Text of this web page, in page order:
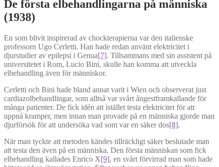
De första elbehandlingarna på människa
(1938)
En som blivit inspirerad av chockterapierna var den italienske
professorn Ugo Cerletti. Han hade redan använt elektricitet i
djurstudier av epilepsi i Genua[7]. Tillsammans med sin assistent på
universitetet i Rom, Lucio Bini, skulle han komma att utveckla
elbehandling även för människor.
Cerletti och Bini hade bland annat varit i Wien och observerat just
cardiazolbehandlingar, som alltså var svårt ångestframkallande för
många patienter. De fick idén att istället testa elektricitet för att
uppnå kramper, men innan man provade på en människa gjorde man
djurförsök för att undersöka vad som var en säker dos[8].
När man tyckte att metoden kändes tillräckligt säker beslutade man
att testa den även på en människa. Den första människan som fick
elbehandling kallades Enrico X[9], en svårt förvirrad man som hade